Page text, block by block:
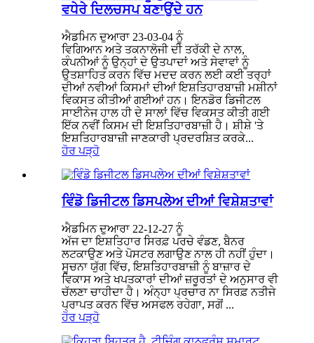
ਵਧੇਰੇ ਦਿਲਚਸਪ ਬਣਾਉਂਦੇ ਹਨ
ਐਡਮਿਨ ਦੁਆਰਾ 23-03-04 ਨੂੰ
ਵਿਗਿਆਨ ਅਤੇ ਤਕਨਾਲੋਜੀ ਦੀ ਤਰੱਕੀ ਦੇ ਨਾਲ,
ਕੰਪਨੀਆਂ ਨੂੰ ਉਨ੍ਹਾਂ ਦੇ ਉਤਪਾਦਾਂ ਅਤੇ ਸੇਵਾਵਾਂ ਨੂੰ
ਉਤਸ਼ਾਹਿਤ ਕਰਨ ਵਿੱਚ ਮਦਦ ਕਰਨ ਲਈ ਕਈ ਤਰ੍ਹਾਂ
ਦੀਆਂ ਨਵੀਆਂ ਕਿਸਮਾਂ ਦੀਆਂ ਇਸ਼ਤਿਹਾਰਬਾਜ਼ੀ ਮਸ਼ੀਨਾਂ
ਵਿਕਸਤ ਕੀਤੀਆਂ ਗਈਆਂ ਹਨ। ਇਨਡੋਰ ਡਿਜੀਟਲ
ਸਾਈਨੇਜ ਹਾਲ ਹੀ ਦੇ ਸਾਲਾਂ ਵਿੱਚ ਵਿਕਸਤ ਕੀਤੀ ਗਈ
ਇੱਕ ਨਵੀਂ ਕਿਸਮ ਦੀ ਇਸ਼ਤਿਹਾਰਬਾਜ਼ੀ ਹੈ। ਸ਼ੀਸ਼ੇ 'ਤੇ
ਇਸ਼ਤਿਹਾਰਬਾਜ਼ੀ ਜਾਣਕਾਰੀ ਪ੍ਰਦਰਸ਼ਿਤ ਕਰਕੇ...
ਹੋਰ ਪੜ੍ਹੋ
ਵਿੰਡੋ ਡਿਜੀਟਲ ਡਿਸਪਲੇਅ ਦੀਆਂ ਵਿਸ਼ੇਸ਼ਤਾਵਾਂ
ਐਡਮਿਨ ਦੁਆਰਾ 22-12-27 ਨੂੰ
ਅੱਜ ਦਾ ਇਸ਼ਤਿਹਾਰ ਸਿਰਫ਼ ਪਰਚੇ ਵੰਡਣ, ਬੈਨਰ
ਲਟਕਾਉਣ ਅਤੇ ਪੋਸਟਰ ਲਗਾਉਣ ਨਾਲ ਹੀ ਨਹੀਂ ਹੁੰਦਾ।
ਸੂਚਨਾ ਯੁੱਗ ਵਿੱਚ, ਇਸ਼ਤਿਹਾਰਬਾਜ਼ੀ ਨੂੰ ਬਾਜ਼ਾਰ ਦੇ
ਵਿਕਾਸ ਅਤੇ ਖਪਤਕਾਰਾਂ ਦੀਆਂ ਜ਼ਰੂਰਤਾਂ ਦੇ ਅਨੁਸਾਰ ਵੀ
ਚੱਲਣਾ ਚਾਹੀਦਾ ਹੈ। ਅੰਨ੍ਹਾ ਪ੍ਰਚਾਰ ਨਾ ਸਿਰਫ਼ ਨਤੀਜੇ
ਪ੍ਰਾਪਤ ਕਰਨ ਵਿੱਚ ਅਸਫਲ ਰਹੇਗਾ, ਸਗੋਂ ...
ਹੋਰ ਪੜ੍ਹੋ